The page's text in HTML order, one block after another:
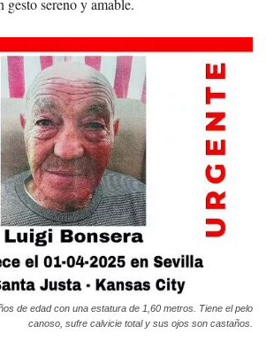
gesto sereno y amable.
de edad con una estatura de 1,60 metros. Tiene el pelo
canoso, sufre calvicie total y sus ojos son castaños.